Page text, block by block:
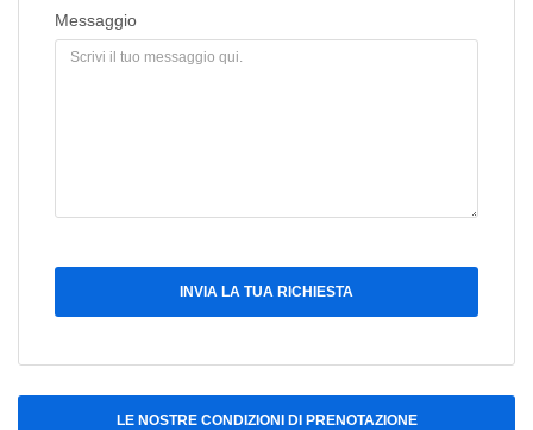
Messaggio
INVIA LA TUA RICHIESTA
LE NOSTRE CONDIZIONI DI PRENOTAZIONE